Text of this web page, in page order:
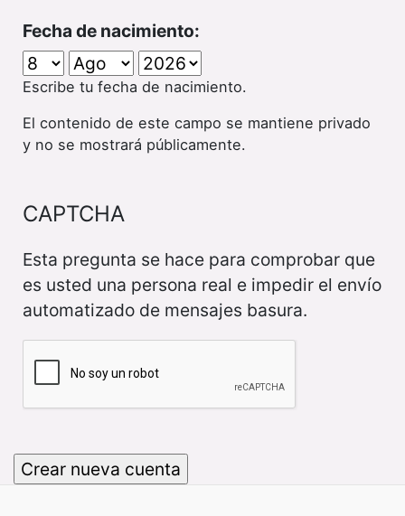
Fecha de nacimiento:
Escribe tu fecha de nacimiento.
El contenido de este campo se mantiene privado
y no se mostrará públicamente.
CAPTCHA
Esta pregunta se hace para comprobar que
es usted una persona real e impedir el envío
automatizado de mensajes basura.